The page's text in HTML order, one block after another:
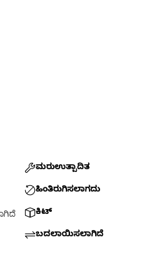
ಮರುಉತ್ಪಾದಿತ
ಹಿಂತಿರುಗಿಸಲಾಗದು
ಕಿಟ್
ಬದಲಾಯಿಸಲಾಗಿದೆ